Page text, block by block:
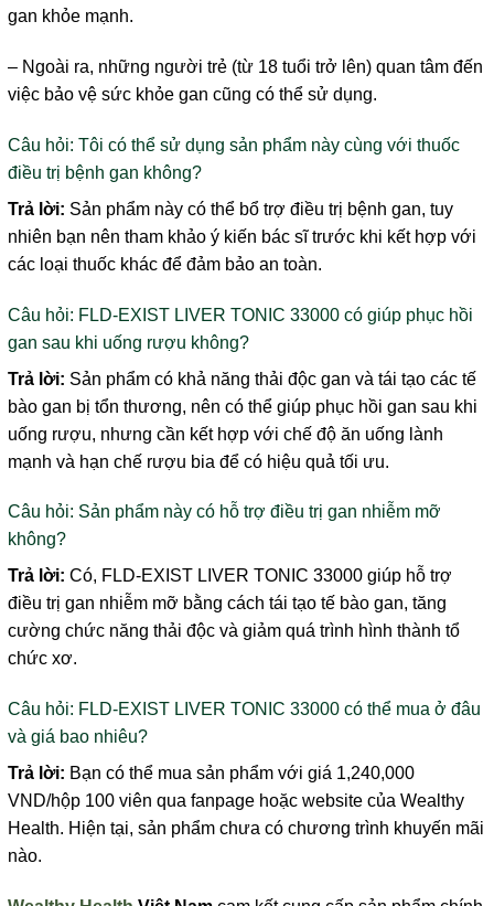
gan khỏe mạnh.
– Ngoài ra, những người trẻ (từ 18 tuổi trở lên) quan tâm đến
việc bảo vệ sức khỏe gan cũng có thể sử dụng.
Câu hỏi: Tôi có thể sử dụng sản phẩm này cùng với thuốc
điều trị bệnh gan không?
Trả lời: Sản phẩm này có thể bổ trợ điều trị bệnh gan, tuy
nhiên bạn nên tham khảo ý kiến bác sĩ trước khi kết hợp với
các loại thuốc khác để đảm bảo an toàn.
Câu hỏi: FLD-EXIST LIVER TONIC 33000 có giúp phục hồi
gan sau khi uống rượu không?
Trả lời: Sản phẩm có khả năng thải độc gan và tái tạo các tế
bào gan bị tổn thương, nên có thể giúp phục hồi gan sau khi
uống rượu, nhưng cần kết hợp với chế độ ăn uống lành
mạnh và hạn chế rượu bia để có hiệu quả tối ưu.
Câu hỏi: Sản phẩm này có hỗ trợ điều trị gan nhiễm mỡ
không?
Trả lời: Có, FLD-EXIST LIVER TONIC 33000 giúp hỗ trợ
điều trị gan nhiễm mỡ bằng cách tái tạo tế bào gan, tăng
cường chức năng thải độc và giảm quá trình hình thành tổ
chức xơ.
Câu hỏi: FLD-EXIST LIVER TONIC 33000 có thể mua ở đâu
và giá bao nhiêu?
Trả lời: Bạn có thể mua sản phẩm với giá 1,240,000
VND/hộp 100 viên qua fanpage hoặc website của Wealthy
Health. Hiện tại, sản phẩm chưa có chương trình khuyến mãi
nào.